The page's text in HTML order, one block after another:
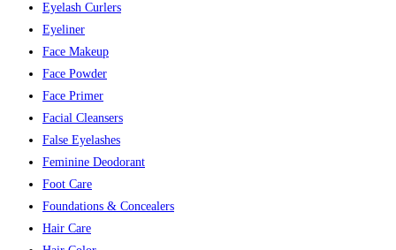
Eyelash Curlers
Eyeliner
Face Makeup
Face Powder
Face Primer
Facial Cleansers
False Eyelashes
Feminine Deodorant
Foot Care
Foundations & Concealers
Hair Care